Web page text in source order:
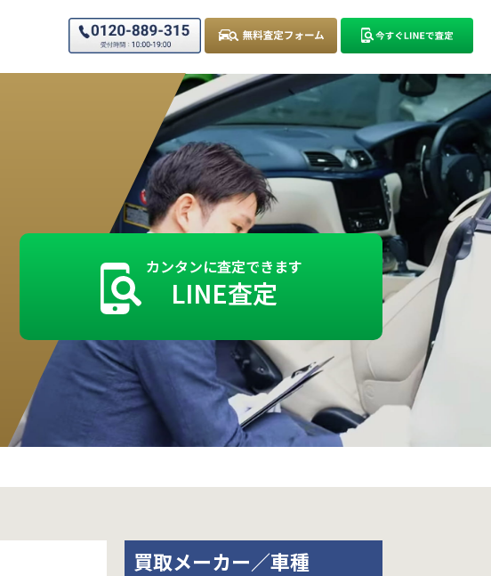
カンタンに査定できます
LINE査定
買取メーカー／車種